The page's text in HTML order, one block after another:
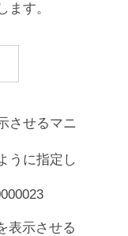
ます。
させるマニ
うに指定し
表示させる